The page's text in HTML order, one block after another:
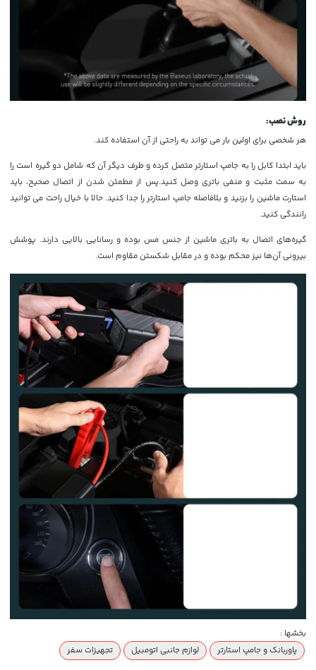
روش نصب:
هر شخصی برای اولین بار می تواند به راحتی از آن استفاده کند.
باید ابتدا کابل را به جامپ استارتر متصل کرده و طرف دیگر آن که شامل دو گیره است را
به سمت مثبت و منفی باتری وصل کنید.پس از مطمئن شدن از اتصال صحیح، باید
استارت ماشین را بزنید و بلافاصله جامپ استارتر را جدا کنید. حالا با خیال راحت می توانید
رانندگی کنید.
گیره‌های اتصال به باتری ماشین از جنس مس بوده و رسانایی بالایی دارند. پوشش
بیرونی آن‌ها نیز محکم بوده و در مقابل شکستن مقاوم است.
بخشها :
پاوربانک و جامپ استارتر
لوازم جانبی اتومبیل تجهیزات سفر